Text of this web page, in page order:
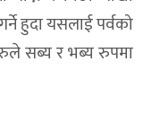
हुदा यसलाई पर्वको
सब्य र भब्य रुपमा